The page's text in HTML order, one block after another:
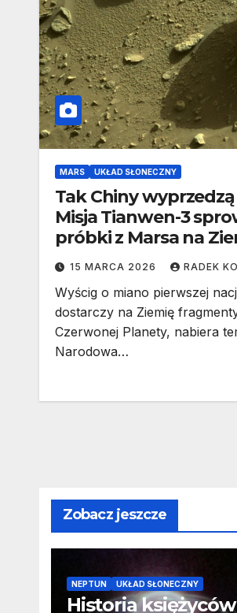
MARS UKŁAD SŁONECZNY
Tak Chiny wyprzedzą
Misja Tianwen-3
próbki z Marsa na
2031 roku
15 MARCA 2026 RADEK
Wyścig o miano pierwszej
dostarczy na Ziemię
Czerwonej Planety, nabiera
Narodowa…
Zobacz jeszcze
NEPTUN UKŁAD SŁONECZNY
Historia księżyców